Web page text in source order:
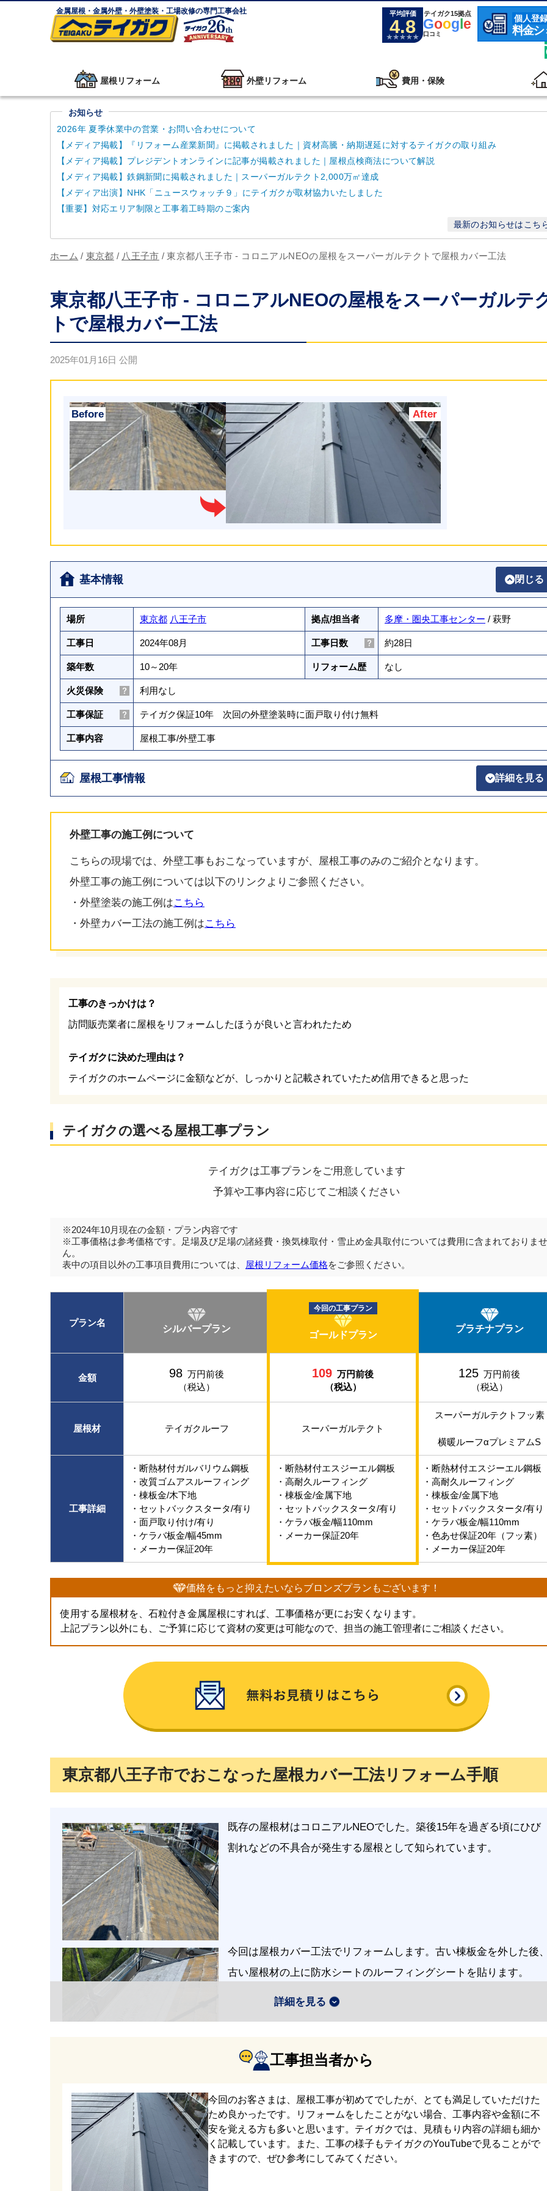
金属屋根・金属外壁・外壁塗装・工場改修の専門工事会社 平均評価
4.8
テイガク15拠点
Google
口コミ
個人登
料金シ
屋根リフォーム 外壁リフォーム 費用・保険
お知らせ
2026年 夏季休業中の営業・お問い合わせについて
【メディア掲載】『リフォーム産業新聞』に掲載されました｜資材高騰・納期遅延に対するテイガクの取り組み
【メディア掲載】プレジデントオンラインに記事が掲載されました｜屋根点検商法について解説
【メディア掲載】鉄鋼新聞に掲載されました｜スーパーガルテクト2,000万㎡達成
【メディア出演】NHK「ニュースウォッチ９」にテイガクが取材協力いたしました
【重要】対応エリア制限と工事着工時期のご案内
最新のお知らせはこち
ホーム / 東京都 / 八王子市 / 東京都八王子市 - コロニアルNEOの屋根をスーパーガルテクトで屋根カバー工法
東京都八王子市 - コロニアルNEOの屋根をスーパーガルテ
トで屋根カバー工法
2025年01月16日 公開
基本情報 閉じる
場所 東京都 八王子市 拠点/担当者 多摩・圏央工事センター / 萩野
工事日 2024年08月 工事日数 約28日
築年数 10～20年 リフォーム歴 なし
火災保険 利用なし
工事保証 テイガク保証10年 次回の外壁塗装時に面戸取り付け無料
工事内容 屋根工事/外壁工事
屋根工事情報 詳細を見る
外壁工事の施工例について
こちらの現場では、外壁工事もおこなっていますが、屋根工事のみのご紹介となります。
外壁工事の施工例については以下のリンクよりご参照ください。
・外壁塗装の施工例はこちら
・外壁カバー工法の施工例はこちら
工事のきっかけは？
訪問販売業者に屋根をリフォームしたほうが良いと言われたため
テイガクに決めた理由は？
テイガクのホームページに金額などが、しっかりと記載されていたため信用できると思った
テイガクの選べる屋根工事プラン
テイガクは工事プランをご用意しています
予算や工事内容に応じてご相談ください
※2024年10月現在の金額・プラン内容です
※工事価格は参考価格です。足場及び足場の諸経費・換気棟取付・雪止め金具取付については費用に含まれておりませ
ん。
表中の項目以外の工事項目費用については、
屋根リフォーム価格をご参照ください。
プラン名
シルバープラン
今回の工事プラン
ゴールドプラン
プラチナプラン
金額 98 万円前後
（税込）
109 万円前後
（税込）
125 万円前後
（税込）
屋根材 テイガクルーフ スーパーガルテクト
スーパーガルテクトフッ素
横暖ルーフαプレミアムS
工事詳細
・断熱材付ガルバリウム鋼板
・改質ゴムアスルーフィング
・棟板金/木下地
・セットバックスタータ/有り
・面戸取り付け/有り
・ケラバ板金/幅45mm
・メーカー保証20年
・断熱材付エスジーエル鋼板
・高耐久ルーフィング
・棟板金/金属下地
・セットバックスタータ/有り
・ケラバ板金/幅110mm
・メーカー保証20年
・断熱材付エスジーエル鋼板
・高耐久ルーフィング
・棟板金/金属下地
・セットバックスタータ/有り
・ケラバ板金/幅110mm
・色あせ保証20年（フッ素）
・メーカー保証20年
価格をもっと抑えたいならブロンズプランもございます！
使用する屋根材を、石粒付き金属屋根にすれば、工事価格が更にお安くなります。
上記プラン以外にも、ご予算に応じて資材の変更は可能なので、担当の施工管理者にご相談ください。
東京都八王子市でおこなった屋根カバー工法リフォーム手順
既存の屋根材はコロニアルNEOでした。築後15年を過ぎる頃にひび
割れなどの不具合が発生する屋根として知られています。
今回は屋根カバー工法でリフォームします。古い棟板金を外した後
古い屋根材の上に防水シートのルーフィングシートを貼ります。
性と断熱性に優れたスーパーガルテクトは、国産の屋根材で品質が
い商品です。
詳細を見る
工事担当者から
今回のお客さまは、屋根工事が初めてでしたが、とても満足していただけた
ため良かったです。リフォームをしたことがない場合、工事内容や金額に不
安を覚える方も多いと思います。テイガクでは、見積もり内容の詳細も細か
く記載しています。また、工事の様子もテイガクのYouTubeで見ることがで
きますので、ぜひ参考にしてみてください。